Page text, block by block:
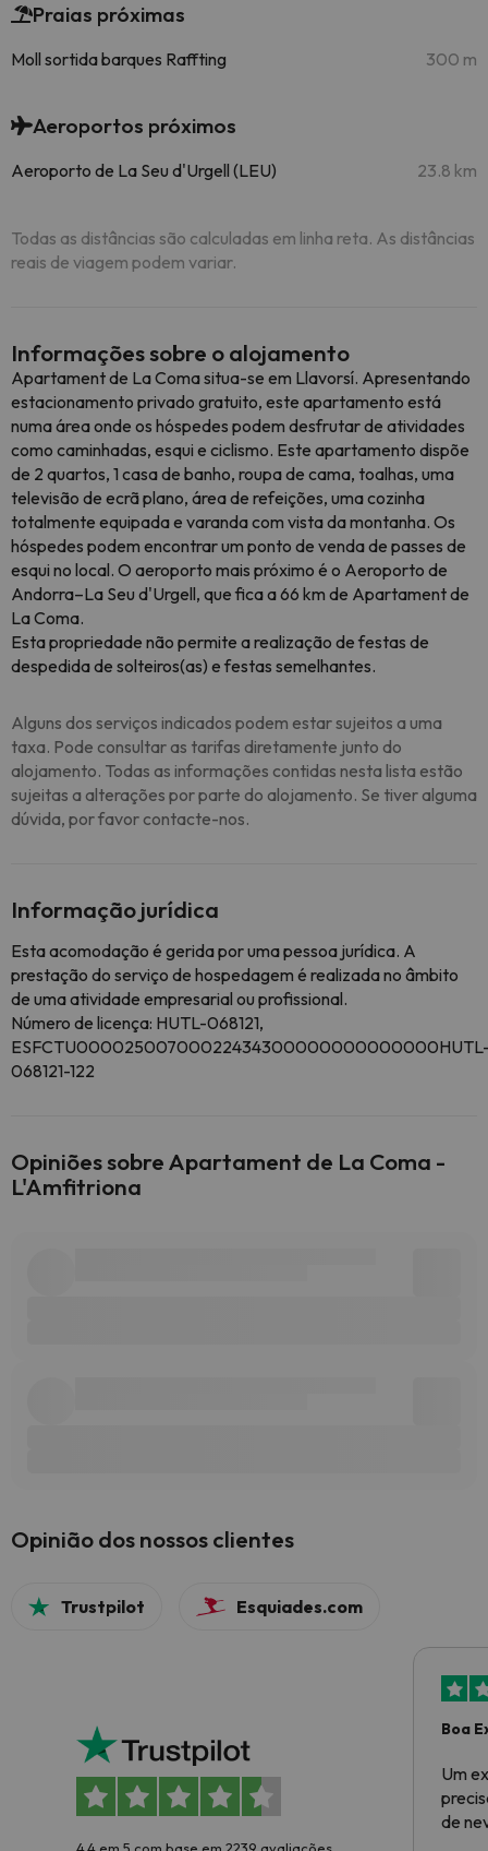
Praias próximas
Moll sortida barques Raffting 300 m
Aeroportos próximos
Aeroporto de La Seu d'Urgell (LEU) 23.8 km
Todas as distâncias são calculadas em linha reta. As distâncias
reais de viagem podem variar.
Informações sobre o alojamento
Apartament de La Coma situa-se em Llavorsí. Apresentando
estacionamento privado gratuito, este apartamento está
numa área onde os hóspedes podem desfrutar de atividades
como caminhadas, esqui e ciclismo. Este apartamento dispõe
de 2 quartos, 1 casa de banho, roupa de cama, toalhas, uma
televisão de ecrã plano, área de refeições, uma cozinha
totalmente equipada e varanda com vista da montanha. Os
hóspedes podem encontrar um ponto de venda de passes de
esqui no local. O aeroporto mais próximo é o Aeroporto de
Andorra–La Seu d'Urgell, que fica a 66 km de Apartament de
La Coma.
Esta propriedade não permite a realização de festas de
despedida de solteiros(as) e festas semelhantes.
Alguns dos serviços indicados podem estar sujeitos a uma
taxa. Pode consultar as tarifas diretamente junto do
alojamento. Todas as informações contidas nesta lista estão
sujeitas a alterações por parte do alojamento. Se tiver alguma
dúvida, por favor contacte-nos.
Informação jurídica
Esta acomodação é gerida por uma pessoa jurídica. A
prestação do serviço de hospedagem é realizada no âmbito
de uma atividade empresarial ou profissional.
Número de licença: HUTL-068121,
068121-122
Opiniões sobre Apartament de La Coma -
L'Amfitriona
Opinião dos nossos clientes
Trustpilot Esquiades.com
Boa
Um
de